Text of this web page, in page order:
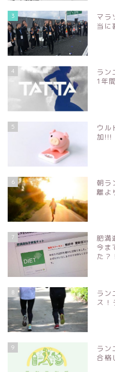
3
マラ
当に
4
ラン
1年
5
ウル
加!!!
6
朝ラ
離よ
7
肥満
今ま
た？
8
ラン
ス !
9
ラン
合格